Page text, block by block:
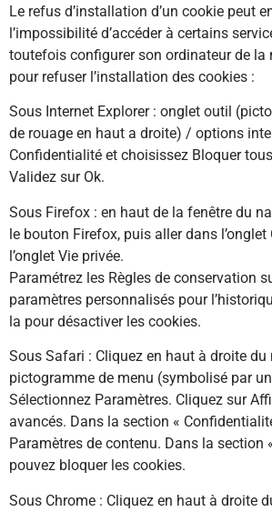
Le refus d’installation d’un cookie peut
l’impossibilité d’accéder à certains
toutefois configurer son ordinateur de la
pour refuser l’installation des cookies :
Sous Internet Explorer : onglet outil
de rouage en haut a droite) / options
Confidentialité et choisissez Bloquer
Validez sur Ok.
Sous Firefox : en haut de la fenêtre du
le bouton Firefox, puis aller dans
l’onglet Vie privée.
Paramétrez les Règles de conservation
paramètres personnalisés pour
la pour désactiver les cookies.
Sous Safari : Cliquez en haut à droite du
pictogramme de menu (symbolisé par
Sélectionnez Paramètres. Cliquez sur
avancés. Dans la section «
Paramètres de contenu. Dans la section
pouvez bloquer les cookies.
Sous Chrome : Cliquez en haut à droite